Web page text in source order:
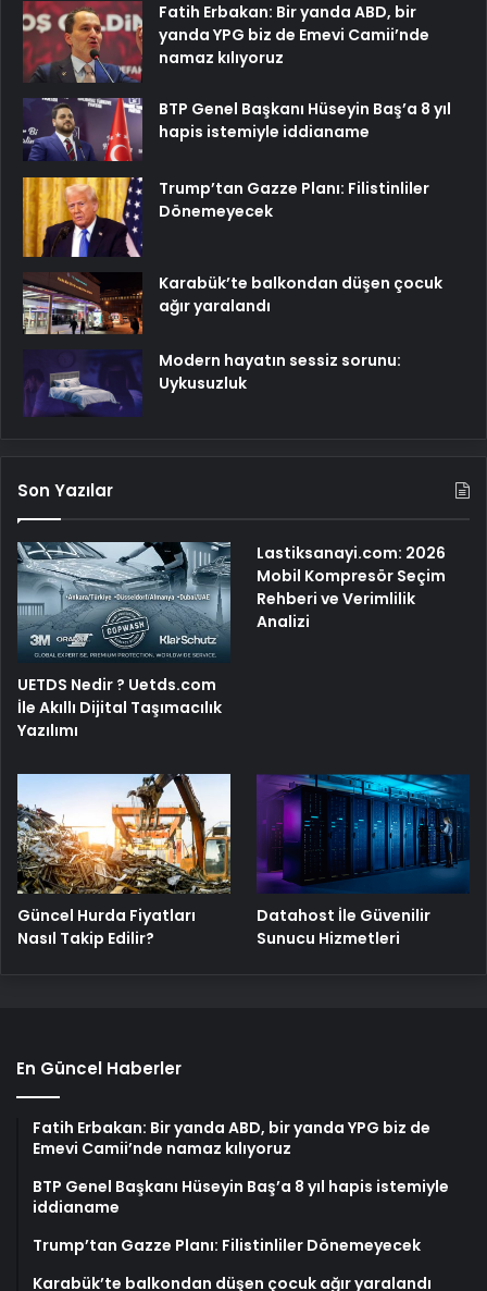
Fatih Erbakan: Bir yanda ABD, bir
yanda YPG biz de Emevi Camii’nde
namaz kılıyoruz
BTP Genel Başkanı Hüseyin Baş’a 8 yıl
hapis istemiyle iddianame
Trump’tan Gazze Planı: Filistinliler
Dönemeyecek
Karabük’te balkondan düşen çocuk
ağır yaralandı
Modern hayatın sessiz sorunu:
Uykusuzluk
Son Yazılar
UETDS Nedir ? Uetds.com
İle Akıllı Dijital Taşımacılık
Yazılımı
Lastiksanayi.com: 2026
Mobil Kompresör Seçim
Rehberi ve Verimlilik
Analizi
Güncel Hurda Fiyatları
Nasıl Takip Edilir?
Datahost İle Güvenilir
Sunucu Hizmetleri
En Güncel Haberler
Fatih Erbakan: Bir yanda ABD, bir yanda YPG biz de
Emevi Camii’nde namaz kılıyoruz
BTP Genel Başkanı Hüseyin Baş’a 8 yıl hapis istemiyle
iddianame
Trump’tan Gazze Planı: Filistinliler Dönemeyecek
Karabük’te balkondan düşen çocuk ağır yaralandı